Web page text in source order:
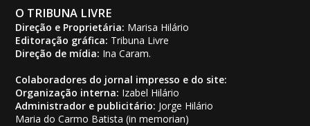
O TRIBUNA LIVRE
Direção e Proprietária: Marisa Hilário
Editoração gráfica: Tribuna Livre
Direção de mídia: Ina Caram.
Colaboradores do jornal impresso e do site:
Organização interna: Izabel Hilário
Administrador e publicitário: Jorge Hilário
Maria do Carmo Batista (in memorian)